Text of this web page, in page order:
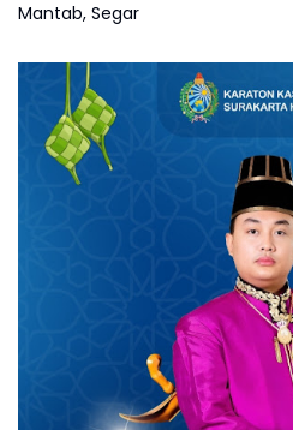
Mantab, Segar